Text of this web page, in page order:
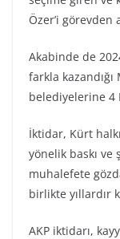
Özer’i görevden
Akabinde de
farkla
belediyelerine 4
İktidar, Kürt
yönelik baskı
muhalefete
birlikte yıllardır
AKP iktidarı,